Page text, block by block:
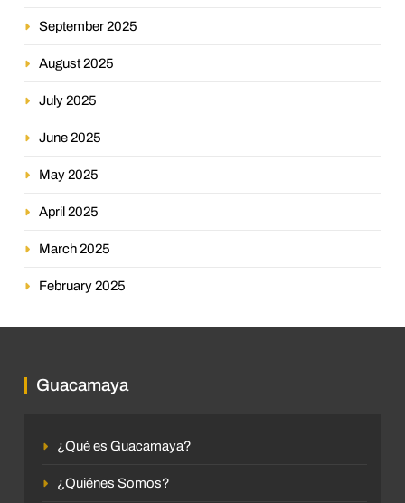
September 2025
August 2025
July 2025
June 2025
May 2025
April 2025
March 2025
February 2025
Guacamaya
¿Qué es Guacamaya?
¿Quiénes Somos?